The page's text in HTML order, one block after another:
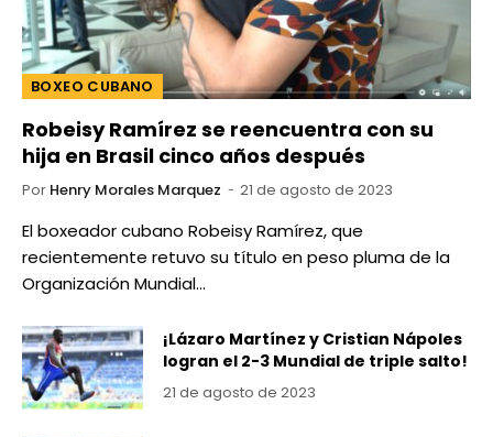
BOXEO CUBANO
Robeisy Ramírez se reencuentra con su
hija en Brasil cinco años después
Por Henry Morales Marquez 21 de agosto de 2023
El boxeador cubano Robeisy Ramírez, que
recientemente retuvo su título en peso pluma de la
Organización Mundial…
¡Lázaro Martínez y Cristian Nápoles
logran el 2-3 Mundial de triple salto!
21 de agosto de 2023